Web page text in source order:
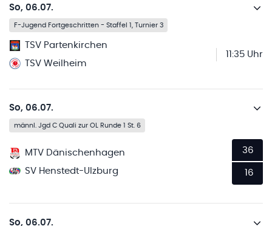
So, 06.07.
F-Jugend Fortgeschritten - Staffel 1, Turnier 3
TSV Partenkirchen
TSV Weilheim
11:35 Uhr
So, 06.07.
männl. Jgd C Quali zur OL Runde 1 St. 6
MTV Dänischenhagen
SV Henstedt-Ulzburg
36
16
So, 06.07.